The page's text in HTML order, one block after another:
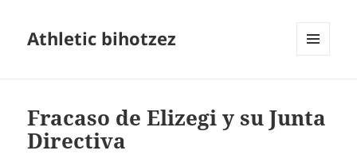
Athletic bihotzez
Fracaso de Elizegi y su Junta
Directiva